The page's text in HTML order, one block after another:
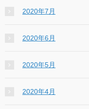
2020年7月
2020年6月
2020年5月
2020年4月